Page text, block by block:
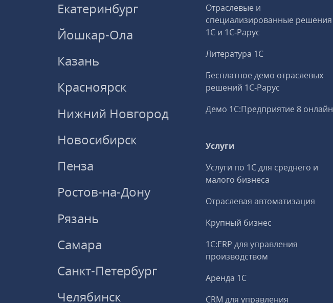
Екатеринбург
Йошкар-Ола
Казань
Красноярск
Нижний Новгород
Новосибирск
Пенза
Ростов-на-Дону
Рязань
Самара
Санкт-Петербург
Челябинск
Отраслевые и
специализированные решения
1С и 1С‑Рарус
Литература 1С
Бесплатное демо отраслевых
решений 1С‑Рарус
Демо 1С:Предприятие 8 онлайн
Услуги
Услуги по 1С для среднего и
малого бизнеса
Отраслевая автоматизация
Крупный бизнес
1С:ERP для управления
производством
Аренда 1С
CRM для управления